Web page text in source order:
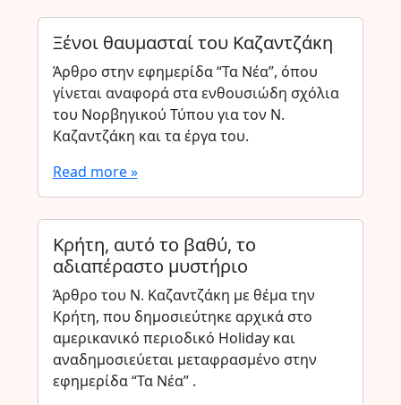
Ξένοι θαυμασταί του Καζαντζάκη
Άρθρο στην εφημερίδα “Τα Νέα”, όπου
γίνεται αναφορά στα ενθουσιώδη σχόλια
του Νορβηγικού Τύπου για τον Ν.
Καζαντζάκη και τα έργα του.
Read more »
Κρήτη, αυτό το βαθύ, το
αδιαπέραστο μυστήριο
Άρθρο του Ν. Καζαντζάκη με θέμα την
Κρήτη, που δημοσιεύτηκε αρχικά στο
αμερικανικό περιοδικό Holiday και
αναδημοσιεύεται μεταφρασμένο στην
εφημερίδα “Τα Νέα” .